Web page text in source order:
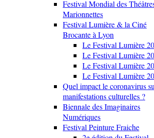
Festival Mondial des
Marionnettes
Festival Lumière & la Ciné
Brocante à Lyon
Le Festival Lumière
Le Festival Lumière
Le Festival Lumière
Le Festival Lumière
Quel impact le coronavirus
manifestations culturelles ?
Biennale des Imaginaires
Numériques
Festival Peinture Fraiche